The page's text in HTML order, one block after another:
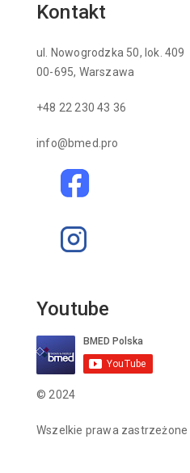
Kontakt
ul. Nowogrodzka 50, lok. 409
00-695, Warszawa
+48 22 230 43 36
info@bmed.pro
Youtube
© 2024
Wszelkie prawa zastrzeżone |